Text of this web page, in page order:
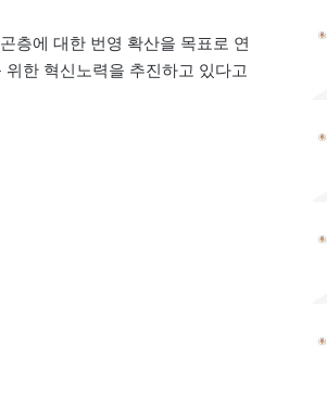
층에 대한 번영 확산을 목표로 연
한 혁신노력을 추진하고 있다고